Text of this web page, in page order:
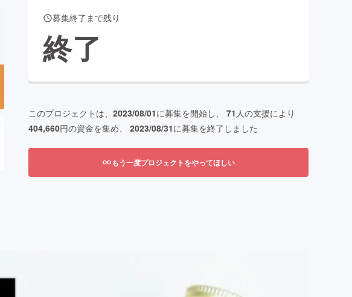
募集終了まで残り
終了
このプロジェクトは、 2023/08/01に募集を開始し、 71 人の支援により
404,660円の資金を集め、 2023/08/31に募集を終了しました
もう一度プロジェクトをやってほしい